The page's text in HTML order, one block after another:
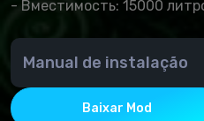
- Вместимость: 15000
Manual de instalação
O arquivo baixado é
Documents/MyGames/
Baixar Mod